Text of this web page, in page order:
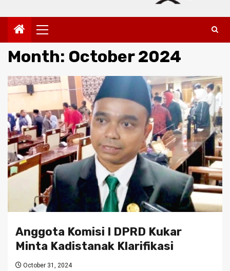
Primary
Menu
Month: October 2024
Anggota Komisi I DPRD Kukar
Minta Kadistanak Klarifikasi
October 31, 2024